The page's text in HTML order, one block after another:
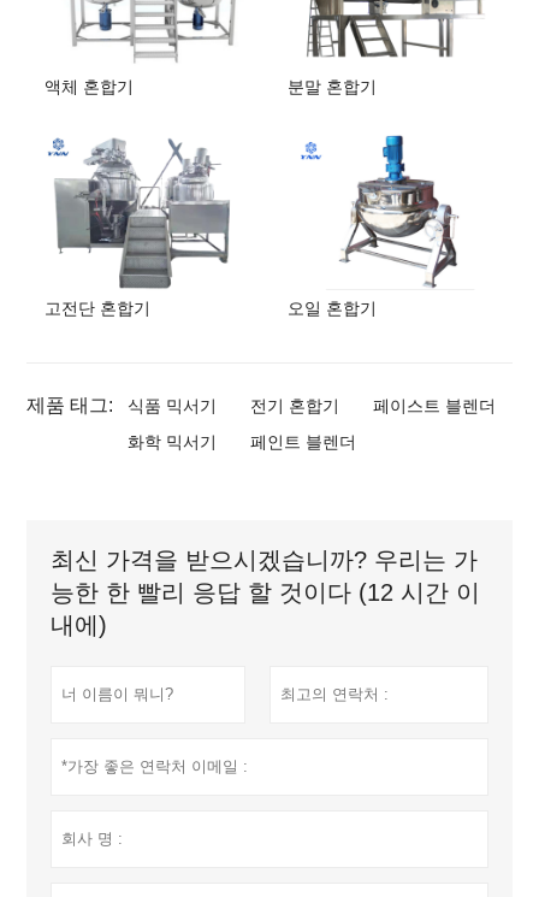
액체 혼합기 분말 혼합기
고전단 혼합기 오일 혼합기
제품 태그: 식품 믹서기 전기 혼합기
페이스트 블렌더
화학 믹서기
페인트 블렌더
최신 가격을 받으시겠습니까? 우리는 가
능한 한 빨리 응답 할 것이다 (12 시간 이
내에)